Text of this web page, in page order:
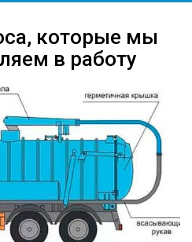
которые мы
в работу